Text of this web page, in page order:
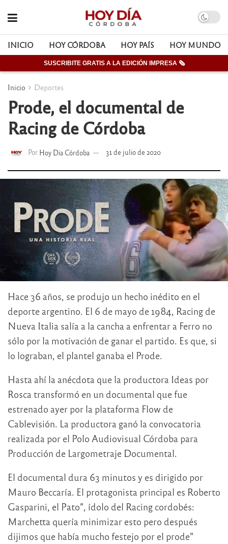
INICIO HOY CÓRDOBA HOY PAÍS HOY MUNDO
SUSCRIBITE GRATIS A LA EDICIÓN IMPRESA 🗞
Inicio Deportes
Prode, el documental de
Racing de Córdoba
Por Hoy Dia Córdoba 31 de julio de 2020
Hace 36 años, se produjo un hecho inédito en el
deporte argentino. El 6 de mayo de 1984, Racing de
Nueva Italia salía a la cancha a enfrentar a Ferro no
sólo por la motivación de ganar el partido. Es que, si
lo lograban, el plantel ganaba el Prode.
Hasta ahí la anécdota que la productora Ideas por
Rosca transformó en un documental que fue
estrenado ayer por la plataforma Flow de
Cablevisión. La productora ganó la convocatoria
realizada por el Polo Audiovisual Córdoba para
Producción de Largometraje Documental.
El documental dura 63 minutos y es dirigido por
Mauro Beccaría. El protagonista principal es Roberto
Gasparini, el Pato”, ídolo del Racing cordobés:
Marchetta quería minimizar esto pero después
dijimos que había mucho festejo por el prode”